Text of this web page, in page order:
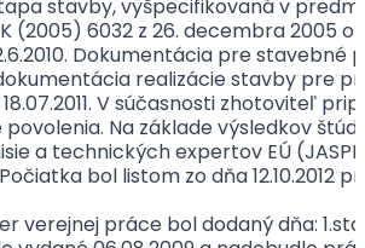
stavby, vyšpecifikovaná v
(2005) 6032 z 26. decembra 2005
Dokumentácia pre
realizácie stavby pre
V súčasnosti zhotoviteľ
Na základe výsledkov
a technických expertov EÚ
bol listom zo dňa 12.10.2012
verejnej práce bol dodaný dňa: